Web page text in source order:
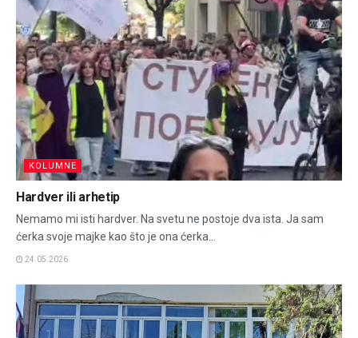
KOLUMNE
Hardver ili arhetip
Nemamo mi isti hardver. Na svetu ne postoje dva ista. Ja sam
ćerka svoje majke kao što je ona ćerka...
24.05.2026.